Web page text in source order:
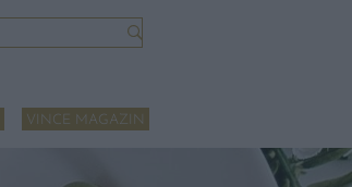
VINCE MAGAZIN